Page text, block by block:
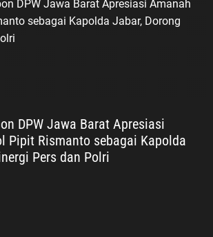
DPW Jawa Barat Apresiasi
Pipit Rismanto sebagai Kapolda
Pers dan Polri